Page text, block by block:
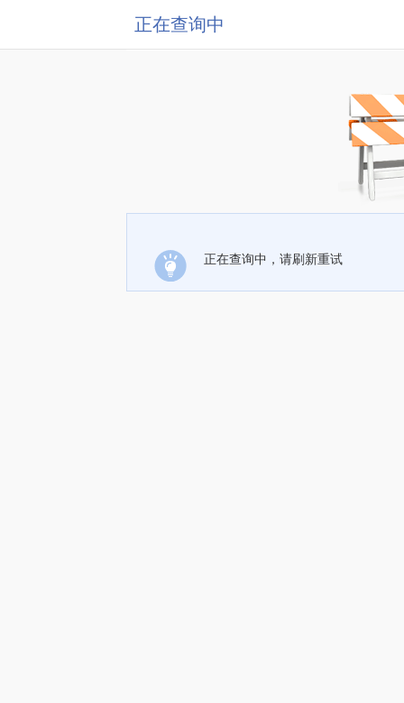
正在查询中
正在查询中，请刷新重试